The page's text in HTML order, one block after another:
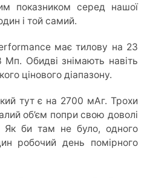
показником серед нашої
і той самий.
має тилову на 23
Обидві знімають навіть
цінового діапазону.
тут є на 2700 мАг. Трохи
об’єм попри свою доволі
би там не було, одного
робочий день помірного